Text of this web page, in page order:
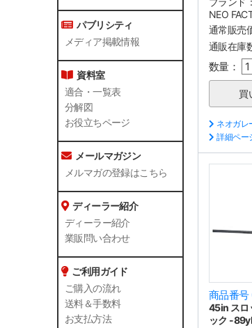
パブリシティ
メディア掲載情報
資料室
適合・一覧表
分解図
お役立ちページ
メールマガジン
メルマガの登録はこちら
ディーラー紹介
ディーラー紹介
業販問い合わせ
ご利用ガイド
ご購入の流れ
送料＆手数料
お支払方法
NEO
通常販売
通販在庫
数量：
ネオガレ
詳細ペー
商品番
45in スロ
ック -